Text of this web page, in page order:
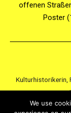
offenen
Poster
Kulturhistorikerin,
We use